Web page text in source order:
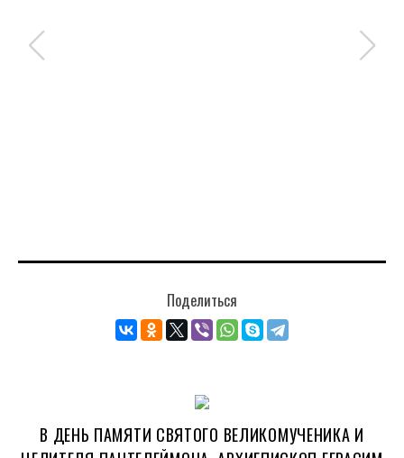
Поделиться
В ДЕНЬ ПАМЯТИ СВЯТОГО ВЕЛИКОМУЧЕНИКА И